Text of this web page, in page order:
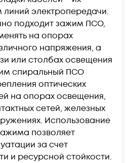
электропередачи.
подходит зажим ПСО,
на опорах
напряжения, а
или столбах освещения
спиральный ПСО
оптических
на опорах освещения,
сетей, железных
Использование
позволяет
за счет
и ресурсной стойкости.